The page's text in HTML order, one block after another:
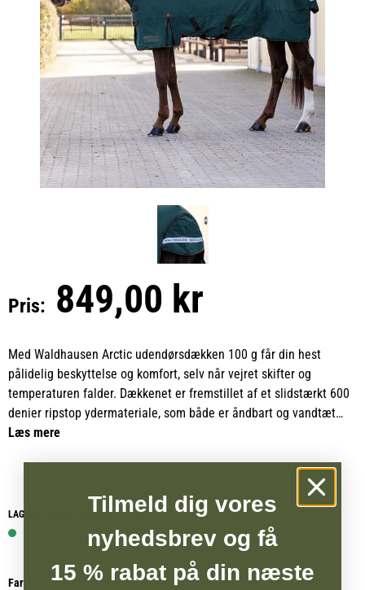
Pris: 849,00 kr
Med Waldhausen Arctic udendørsdækken 100 g får din hest
pålidelig beskyttelse og komfort, selv når vejret skifter og
temperaturen falder. Dækkenet er fremstillet af et slidstærkt 600
denier ripstop ydermateriale, som både er åndbart og vandtæt
med en vandsøjle på 3000 mm. Den lette 100 grams fyldning
antibakterielle foring sikrer et sundt og komfortabelt indeklima
Dækkenet lukkes foran med dobbelte T-formede spænder, der i
kombination med et beskyttende velcrobetræk giver en sikker og
stabil pasform. Skulderkilerne sørger for, at hesten kan bevæge
Læs mere
LAGERSTATUS WEBSHOP
Farve
Tilmeld dig vores
nyhedsbrev og få
15 % rabat på din næste